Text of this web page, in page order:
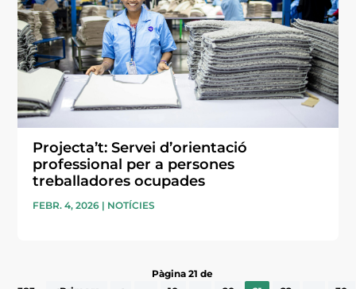
Projecta’t: Servei d’orientació
professional per a persones
treballadores ocupades
FEBR. 4, 2026 | NOTÍCIES
Pàgina 21 de